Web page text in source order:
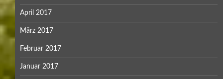
April 2017
März 2017
Februar 2017
Januar 2017